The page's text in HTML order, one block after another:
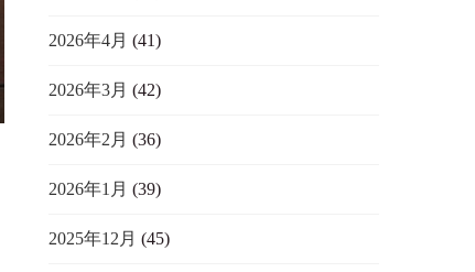
2026年4月 (41)
2026年3月 (42)
2026年2月 (36)
2026年1月 (39)
2025年12月 (45)